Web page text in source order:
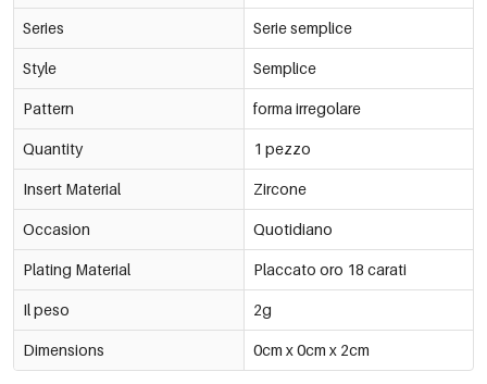
Series Serie semplice
Style Semplice
Pattern forma irregolare
Quantity 1 pezzo
Insert Material Zircone
Occasion Quotidiano
Plating Material Placcato oro 18 carati
Il peso 2g
Dimensions 0cm x 0cm x 2cm